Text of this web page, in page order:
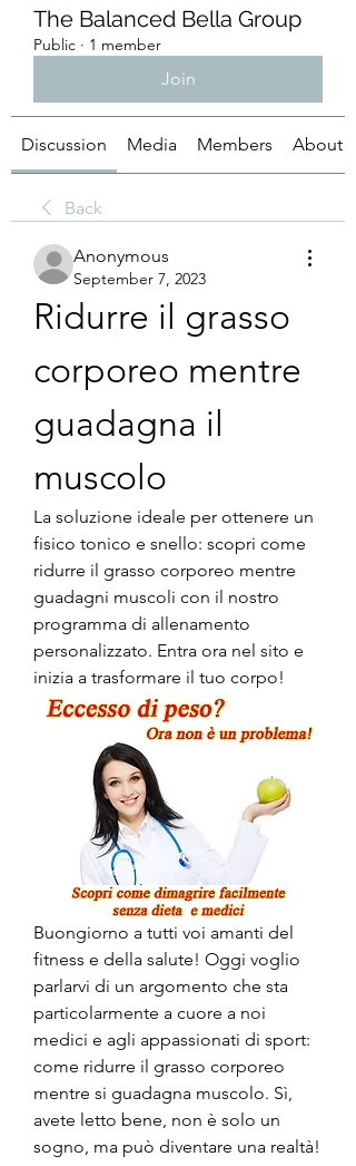
The Balanced Bella Group
Public · 1 member
Join
Discussion Media Members About
Back
Anonymous
September 7, 2023
Ridurre il grasso
corporeo mentre
guadagna il
muscolo
La soluzione ideale per ottenere un
fisico tonico e snello: scopri come
ridurre il grasso corporeo mentre
guadagni muscoli con il nostro
programma di allenamento
personalizzato. Entra ora nel sito e
inizia a trasformare il tuo corpo!
Buongiorno a tutti voi amanti del
fitness e della salute! Oggi voglio
parlarvi di un argomento che sta
particolarmente a cuore a noi
medici e agli appassionati di sport:
come ridurre il grasso corporeo
mentre si guadagna muscolo. Sì,
avete letto bene, non è solo un
sogno, ma può diventare una realtà!